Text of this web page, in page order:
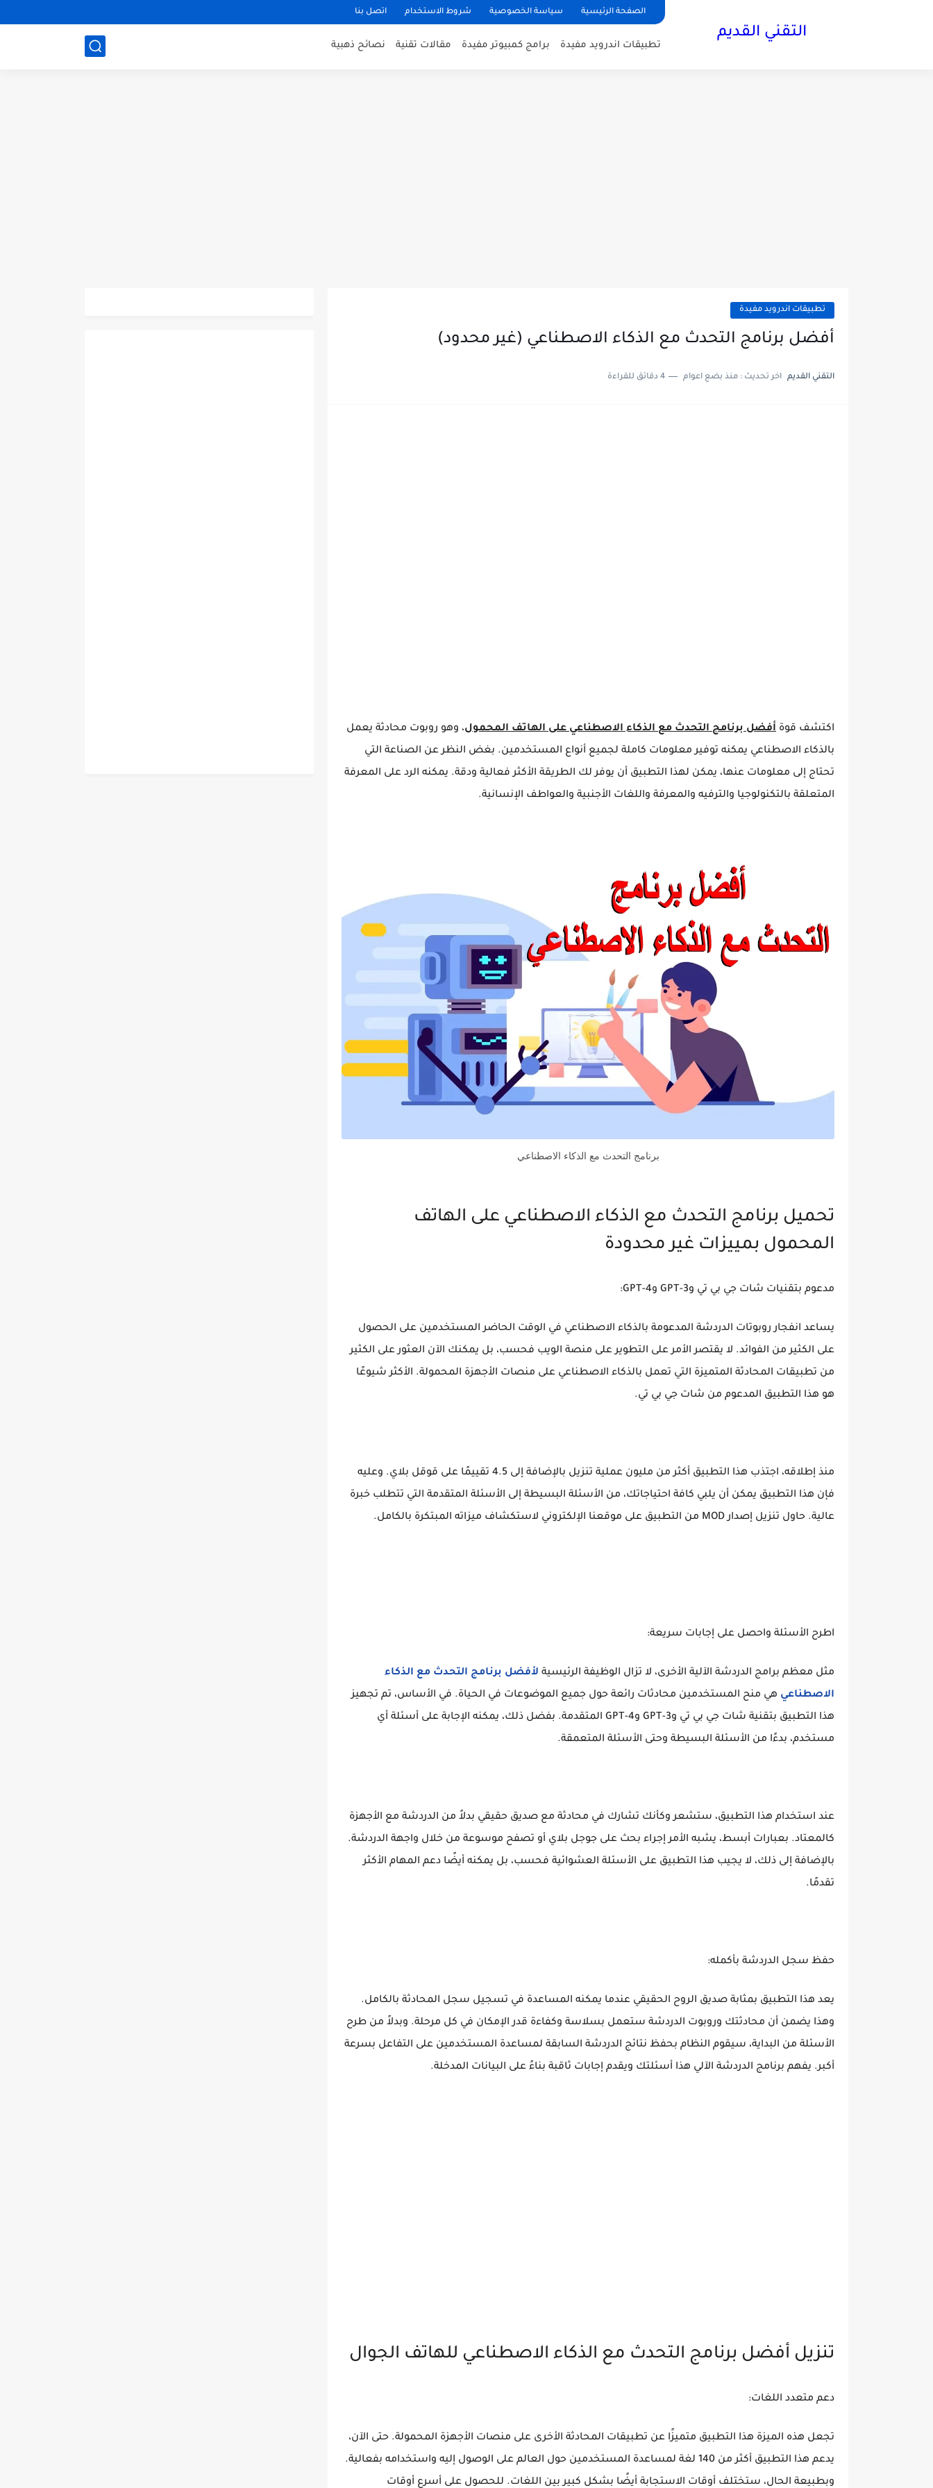
الصفحة الرئيسية سياسة الخصوصية شروط الاستخدام اتصل بنا
التقني القديم
تطبيقات اندرويد مفيدة برامج كمبيوتر مفيدة مقالات تقنية نصائح ذهبية
تطبيقات اندرويد مفيدة
أفضل برنامج التحدث مع الذكاء الاصطناعي (غير محدود)
التقني القديم اخر تحديث : منذ بضع اعوام 4 دقائق للقراءة
اكتشف قوة أفضل برنامج التحدث مع الذكاء الاصطناعي على الهاتف المحمول، وهو روبوت محادثة يعمل
بالذكاء الاصطناعي يمكنه توفير معلومات كاملة لجميع أنواع المستخدمين. بغض النظر عن الصناعة التي
تحتاج إلى معلومات عنها، يمكن لهذا التطبيق أن يوفر لك الطريقة الأكثر فعالية ودقة. يمكنه الرد على المعرفة
المتعلقة بالتكنولوجيا والترفيه والمعرفة واللغات الأجنبية والعواطف الإنسانية.
برنامج التحدث مع الذكاء الاصطناعي
تحميل برنامج التحدث مع الذكاء الاصطناعي على الهاتف
المحمول بمييزات غير محدودة
مدعوم بتقنيات شات جي بي تي وGPT-3 وGPT-4:
يساعد انفجار روبوتات الدردشة المدعومة بالذكاء الاصطناعي في الوقت الحاضر المستخدمين على الحصول
على الكثير من الفوائد. لا يقتصر الأمر على التطوير على منصة الويب فحسب، بل يمكنك الآن العثور على الكثير
من تطبيقات المحادثة المتميزة التي تعمل بالذكاء الاصطناعي على منصات الأجهزة المحمولة. الأكثر شيوعًا
هو هذا التطبيق المدعوم من شات جي بي تي.
منذ إطلاقه، اجتذب هذا التطبيق أكثر من مليون عملية تنزيل بالإضافة إلى 4.5 تقييمًا على قوقل بلاي. وعليه
فإن هذا التطبيق يمكن أن يلبي كافة احتياجاتك، من الأسئلة البسيطة إلى الأسئلة المتقدمة التي تتطلب خبرة
عالية. حاول تنزيل إصدار MOD من التطبيق على موقعنا الإلكتروني لاستكشاف ميزاته المبتكرة بالكامل.
اطرح الأسئلة واحصل على إجابات سريعة:
مثل معظم برامج الدردشة الآلية الأخرى، لا تزال الوظيفة الرئيسية لأفضل برنامج التحدث مع الذكاء
الاصطناعي هي منح المستخدمين محادثات رائعة حول جميع الموضوعات في الحياة. في الأساس، تم تجهيز
هذا التطبيق بتقنية شات جي بي تي وGPT-3 وGPT-4 المتقدمة. بفضل ذلك، يمكنه الإجابة على أسئلة أي
مستخدم، بدءًا من الأسئلة البسيطة وحتى الأسئلة المتعمقة.
عند استخدام هذا التطبيق، ستشعر وكأنك تشارك في محادثة مع صديق حقيقي بدلاً من الدردشة مع الأجهزة
كالمعتاد. بعبارات أبسط، يشبه الأمر إجراء بحث على جوجل بلاي أو تصفح موسوعة من خلال واجهة الدردشة.
بالإضافة إلى ذلك، لا يجيب هذا التطبيق على الأسئلة العشوائية فحسب، بل يمكنه أيضًا دعم المهام الأكثر
تقدمًا.
حفظ سجل الدردشة بأكمله:
يعد هذا التطبيق بمثابة صديق الروح الحقيقي عندما يمكنه المساعدة في تسجيل سجل المحادثة بالكامل.
وهذا يضمن أن محادثتك وروبوت الدردشة ستعمل بسلاسة وكفاءة قدر الإمكان في كل مرحلة. وبدلاً من طرح
الأسئلة من البداية، سيقوم النظام بحفظ نتائج الدردشة السابقة لمساعدة المستخدمين على التفاعل بسرعة
أكبر. يفهم برنامج الدردشة الآلي هذا أسئلتك ويقدم إجابات ثاقبة بناءً على البيانات المدخلة.
تنزيل أفضل برنامج التحدث مع الذكاء الاصطناعي للهاتف الجوال
دعم متعدد اللغات:
تجعل هذه الميزة هذا التطبيق متميزًا عن تطبيقات المحادثة الأخرى على منصات الأجهزة المحمولة. حتى الآن،
يدعم هذا التطبيق أكثر من 140 لغة لمساعدة المستخدمين حول العالم على الوصول إليه واستخدامه بفعالية.
وبطبيعة الحال، ستختلف أوقات الاستجابة أيضًا بشكل كبير بين اللغات. للحصول على أسرع أوقات